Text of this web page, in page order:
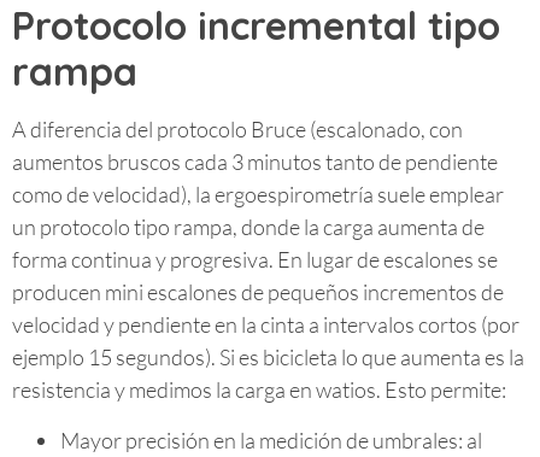
Protocolo incremental tipo
rampa
A diferencia del protocolo Bruce (escalonado, con
aumentos bruscos cada 3 minutos tanto de pendiente
como de velocidad), la ergoespirometría suele emplear
un protocolo tipo rampa, donde la carga aumenta de
forma continua y progresiva. En lugar de escalones se
producen mini escalones de pequeños incrementos de
velocidad y pendiente en la cinta a intervalos cortos (por
ejemplo 15 segundos). Si es bicicleta lo que aumenta es la
resistencia y medimos la carga en watios. Esto permite:
Mayor precisión en la medición de umbrales: al